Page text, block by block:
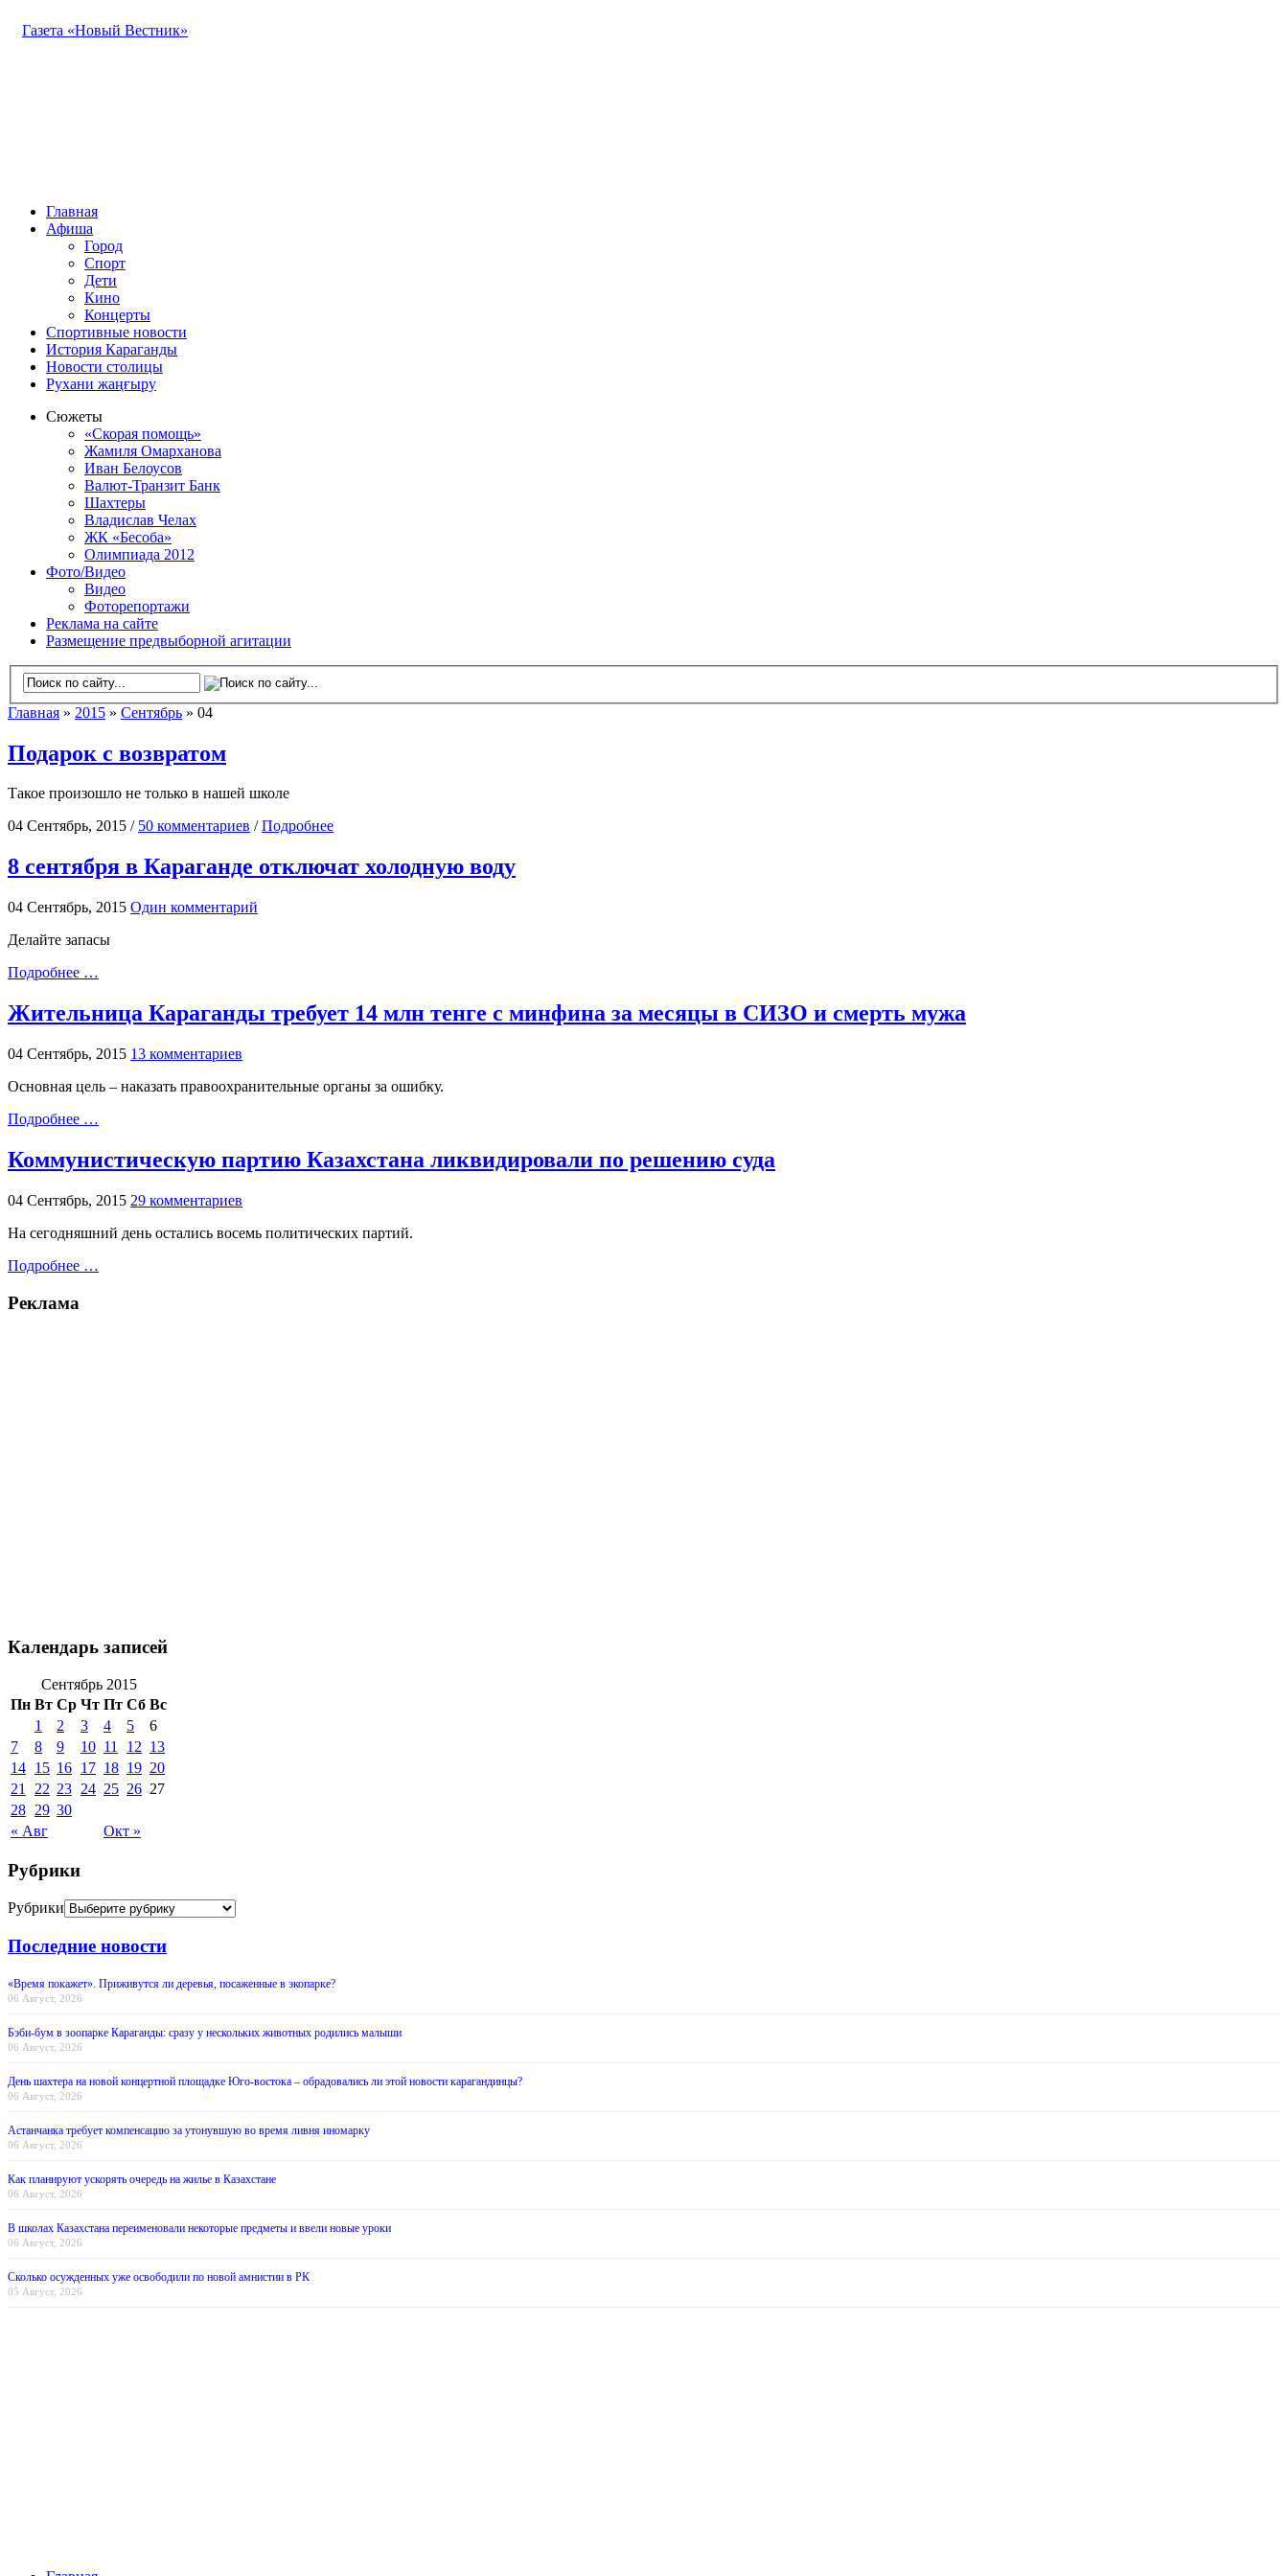
Газета «Новый Вестник»
Главная
Афиша
Город
Спорт
Дети
Кино
Концерты
Спортивные новости
История Караганды
Новости столицы
Рухани жаңғыру
Сюжеты
«Скорая помощь»
Жамиля Омарханова
Иван Белоусов
Валют-Транзит Банк
Шахтеры
Владислав Челах
ЖК «Бесоба»
Олимпиада 2012
Фото/Видео
Видео
Фоторепортажи
Реклама на сайте
Размещение предвыборной агитации
Главная » 2015 » Сентябрь » 04
Подарок с возвратом
Такое произошло не только в нашей школе
04 Сентябрь, 2015 / 50 комментариев /Подробнее
8 сентября в Караганде отключат холодную воду
04 Сентябрь, 2015 Один комментарий
Делайте запасы
Подробнее …
Жительница Караганды требует 14 млн тенге с минфина за месяцы в СИЗО и смерть мужа
04 Сентябрь, 2015 13 комментариев
Основная цель – наказать правоохранительные органы за ошибку.
Подробнее …
Коммунистическую партию Казахстана ликвидировали по решению суда
04 Сентябрь, 2015 29 комментариев
На сегодняшний день остались восемь политических партий.
Подробнее …
Реклама
Календарь записей
Сентябрь 2015
Пн Вт Ср Чт Пт Сб Вс
« Авг Окт »
1 2 3 4 5
6
7
8 9 10 11 12 13
14 15 16 17 18 19 20
21
22 23 24 25 26 27
28 29 30
Рубрики
Рубрики
Последние новости
«Время покажет». Приживутся ли деревья, посаженные в экопарке?
06 Август, 2026
Бэби-бум в зоопарке Караганды: сразу у нескольких животных родились малыши
06 Август, 2026
День шахтера на новой концертной площадке Юго-востока – обрадовались ли этой новости карагандинцы?
06 Август, 2026
Астанчанка требует компенсацию за утонувшую во время ливня иномарку
06 Август, 2026
Как планируют ускорять очередь на жилье в Казахстане
06 Август, 2026
В школах Казахстана переименовали некоторые предметы и ввели новые уроки
06 Август, 2026
Сколько осужденных уже освободили по новой амнистии в РК
05 Август, 2026